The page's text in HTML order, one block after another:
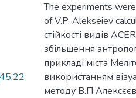
The experiments
of V.P. Alekseiev
стійкості видів
збільшення
прикладі міста
використанням
методу В.П